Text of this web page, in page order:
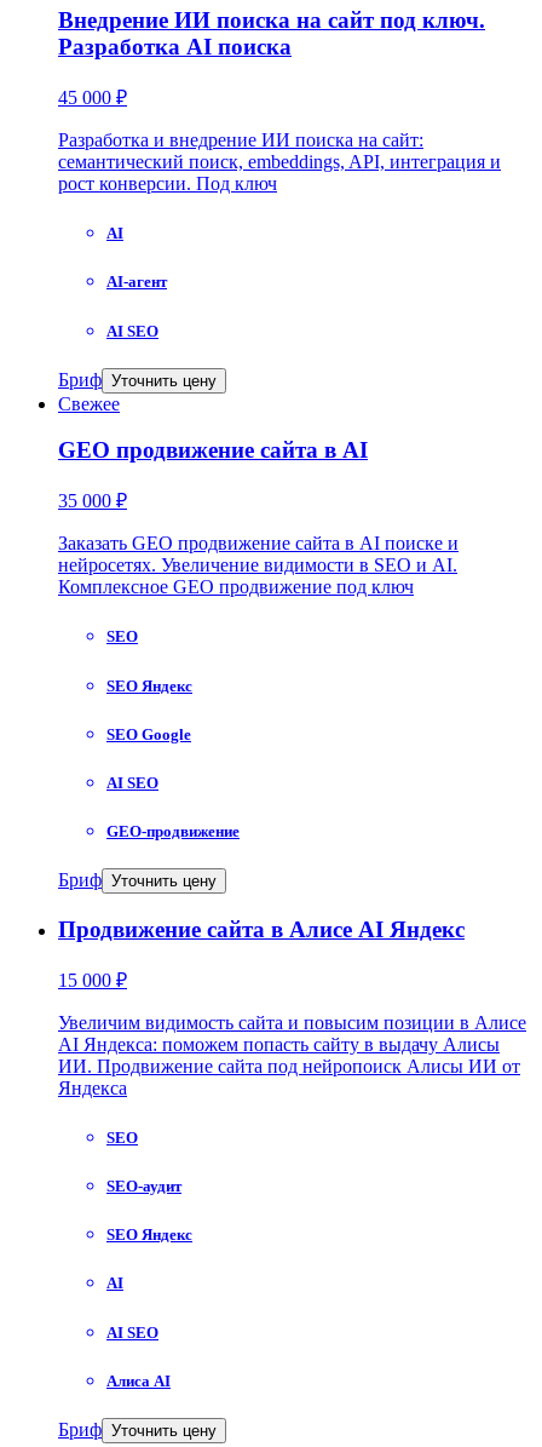
Внедрение ИИ поиска на сайт под ключ.
Разработка AI поиска
45 000 ₽
Разработка и внедрение ИИ поиска на сайт:
семантический поиск, embeddings, API, интеграция и
рост конверсии. Под ключ
AI
AI-агент
AI SEO
Бриф Уточнить цену
Свежее
GEO продвижение сайта в AI
35 000 ₽
Заказать GEO продвижение сайта в AI поиске и
нейросетях. Увеличение видимости в SEO и AI.
Комплексное GEO продвижение под ключ
SEO
SEO Яндекс
SEO Google
AI SEO
GEO-продвижение
Бриф Уточнить цену
Продвижение сайта в Алисе AI Яндекс
15 000 ₽
Увеличим видимость сайта и повысим позиции в Алисе
AI Яндекса: поможем попасть сайту в выдачу Алисы
ИИ. Продвижение сайта под нейропоиск Алисы ИИ от
Яндекса
SEO
SEO-аудит
SEO Яндекс
AI
AI SEO
Алиса AI
Бриф Уточнить цену